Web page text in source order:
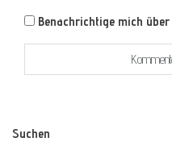
Benachrichtige mich
Suchen